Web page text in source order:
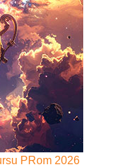
PRom 2026